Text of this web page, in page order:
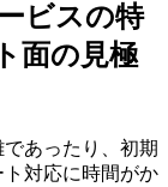
ビスの特
面の見極
あったり、初期
対応に時間がか